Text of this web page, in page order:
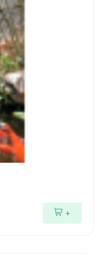
+